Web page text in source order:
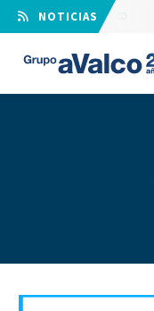
⠀NOTICIAS
25 AÑOS DE GRUPO AVALCO